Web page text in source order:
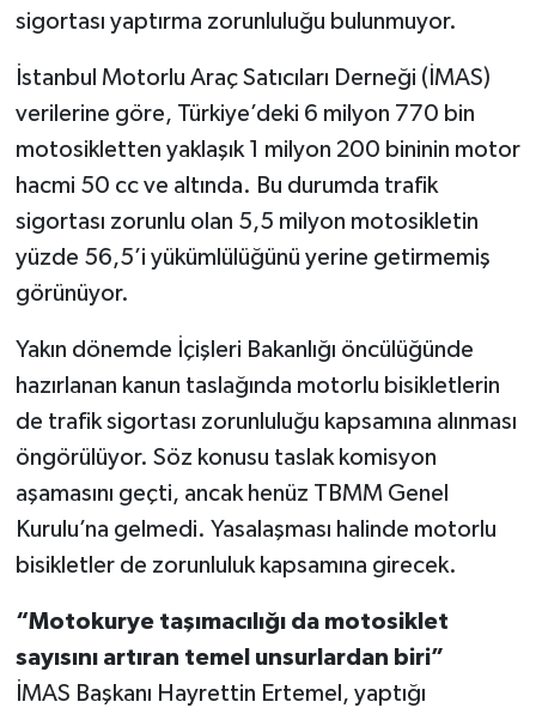
sigortası yaptırma zorunluluğu bulunmuyor.
İstanbul Motorlu Araç Satıcıları Derneği (İMAS)
verilerine göre, Türkiye’deki 6 milyon 770 bin
motosikletten yaklaşık 1 milyon 200 bininin motor
hacmi 50 cc ve altında. Bu durumda trafik
sigortası zorunlu olan 5,5 milyon motosikletin
yüzde 56,5’i yükümlülüğünü yerine getirmemiş
görünüyor.
Yakın dönemde İçişleri Bakanlığı öncülüğünde
hazırlanan kanun taslağında motorlu bisikletlerin
de trafik sigortası zorunluluğu kapsamına alınması
öngörülüyor. Söz konusu taslak komisyon
aşamasını geçti, ancak henüz TBMM Genel
Kurulu’na gelmedi. Yasalaşması halinde motorlu
bisikletler de zorunluluk kapsamına girecek.
“Motokurye taşımacılığı da motosiklet
sayısını artıran temel unsurlardan biri”
İMAS Başkanı Hayrettin Ertemel, yaptığı